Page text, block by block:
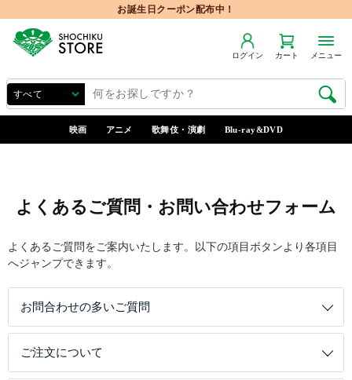
お誕生日クーポン配布中！
ログイン カート メニュー
映画 アニメ 歌舞伎・演劇 Blu-ray&DVD
よくあるご質問・お問い合わせフォーム
よくあるご質問をご案内いたします。以下の項目ボタンより各項目
へジャンプできます。
お問合わせの多いご質問
ご注文について